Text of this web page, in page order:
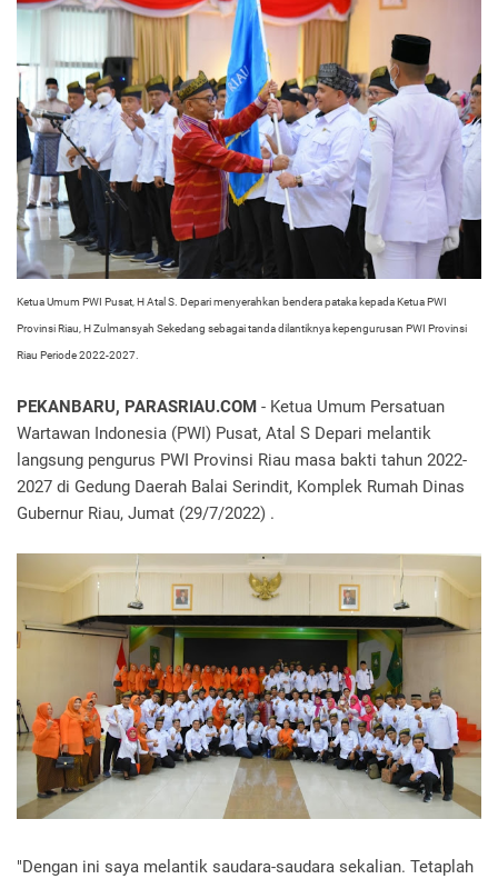
Ketua Umum PWI Pusat, H Atal S. Depari menyerahkan bendera pataka kepada Ketua PWI
Provinsi Riau, H Zulmansyah Sekedang sebagai tanda dilantiknya kepengurusan PWI Provinsi
Riau Periode 2022-2027.
PEKANBARU, PARASRIAU.COM - Ketua Umum Persatuan
Wartawan Indonesia (PWI) Pusat, Atal S Depari melantik
langsung pengurus PWI Provinsi Riau masa bakti tahun 2022-
2027 di Gedung Daerah Balai Serindit, Komplek Rumah Dinas
Gubernur Riau, Jumat (29/7/2022) .
"Dengan ini saya melantik saudara-saudara sekalian. Tetaplah